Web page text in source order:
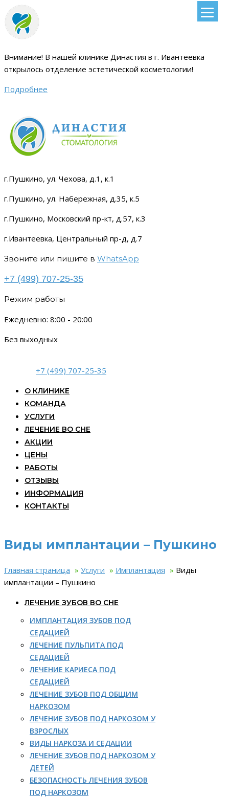
Внимание! В нашей клинике Династия в г. Ивантеевка
открылось отделение эстетической косметологии!
Подробнее
г.Пушкино, ул. Чехова, д.1, к.1
г.Пушкино, ул. Набережная, д.35, к.5
г.Пушкино, Московский пр-кт, д.57, к.3
г.Ивантеевка, Центральный пр-д, д.7
Звоните или пишите в WhatsApp
+7 (499) 707-25-35
Режим работы
Ежедневно: 8:00 - 20:00
Без выходных
+7 (499) 707-25-35
О КЛИНИКЕ
КОМАНДА
УСЛУГИ
ЛЕЧЕНИЕ ВО СНЕ
АКЦИИ
ЦЕНЫ
РАБОТЫ
ОТЗЫВЫ
ИНФОРМАЦИЯ
КОНТАКТЫ
Виды имплантации – Пушкино
Главная страница » Услуги » Имплантация » Виды
имплантации – Пушкино
ЛЕЧЕНИЕ ЗУБОВ ВО СНЕ
ИМПЛАНТАЦИЯ ЗУБОВ ПОД
СЕДАЦИЕЙ
ЛЕЧЕНИЕ ПУЛЬПИТА ПОД
СЕДАЦИЕЙ
ЛЕЧЕНИЕ КАРИЕСА ПОД
СЕДАЦИЕЙ
ЛЕЧЕНИЕ ЗУБОВ ПОД ОБЩИМ
НАРКОЗОМ
ЛЕЧЕНИЕ ЗУБОВ ПОД НАРКОЗОМ У
ВЗРОСЛЫХ
ВИДЫ НАРКОЗА И СЕДАЦИИ
ЛЕЧЕНИЕ ЗУБОВ ПОД НАРКОЗОМ У
ДЕТЕЙ
БЕЗОПАСНОСТЬ ЛЕЧЕНИЯ ЗУБОВ
ПОД НАРКОЗОМ